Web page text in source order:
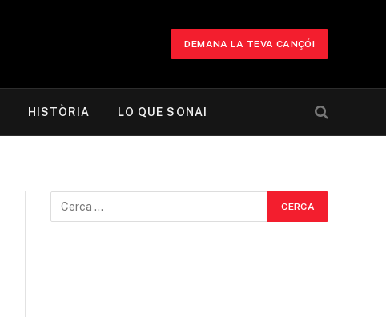
DEMANA LA TEVA CANÇÓ!
HISTÒRIA LO QUE SONA!